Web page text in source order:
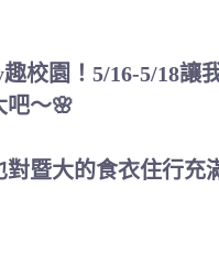
趣校園！5/16-5/18讓
吧～🌸
對暨大的食衣住行充